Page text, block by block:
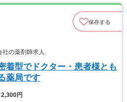
保存する
の薬剤師求人
着型でドクター・患者様とも
薬局です
2,300円